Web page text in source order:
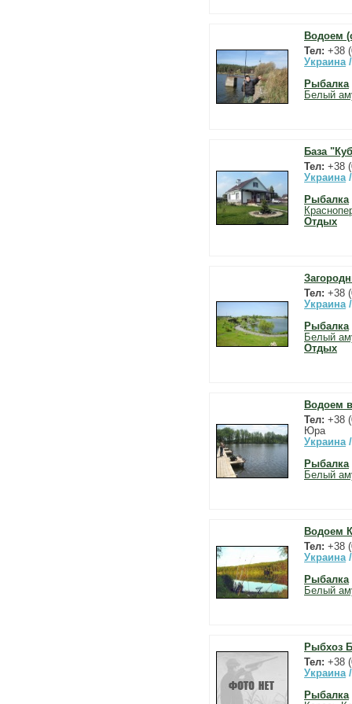
Водоем
Тел: +38
Украина
Рыбалка
Белый
База
Тел: +38
Украина
Рыбалка
Отдых
Тел: +38
Украина
Рыбалка
Белый
Отдых
Водоем
Тел: +38
Юра
Украина
Рыбалка
Белый
Водоем
Тел: +38
Украина
Рыбалка
Белый
Рыбхоз
Тел: +38
Украина
Рыбалка